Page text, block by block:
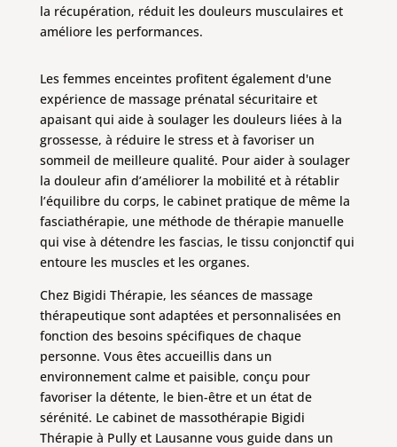
la récupération, réduit les douleurs musculaires et
améliore les performances.
Les femmes enceintes profitent également d'une
expérience de massage prénatal sécuritaire et
apaisant qui aide à soulager les douleurs liées à la
grossesse, à réduire le stress et à favoriser un
sommeil de meilleure qualité. Pour aider à soulager
la douleur afin d’améliorer la mobilité et à rétablir
l’équilibre du corps, le cabinet pratique de même la
fasciathérapie, une méthode de thérapie manuelle
qui vise à détendre les fascias, le tissu conjonctif qui
entoure les muscles et les organes.
Chez Bigidi Thérapie, les séances de massage
thérapeutique sont adaptées et personnalisées en
fonction des besoins spécifiques de chaque
personne. Vous êtes accueillis dans un
environnement calme et paisible, conçu pour
favoriser la détente, le bien-être et un état de
sérénité. Le cabinet de massothérapie Bigidi
Thérapie à Pully et Lausanne vous guide dans un